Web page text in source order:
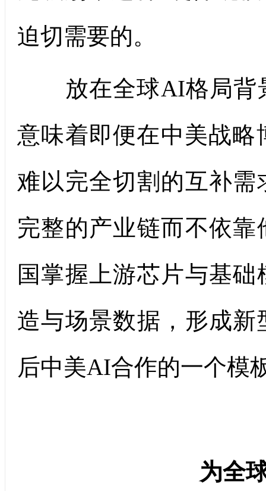
迫切需要的。
放在全球AI格局背
意味着即便在中美战
难以完全切割的互补
完整的产业链而不依
国掌握上游芯片与基
造与场景数据，形成
后中美AI合作的一个模
为全